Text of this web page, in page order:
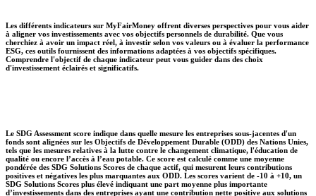
Les différents indicateurs sur MyFairMoney offrent diverses perspectives pour vous aider
à aligner vos investissements avec vos objectifs personnels de durabilité. Que vous
cherchiez à avoir un impact réel, à investir selon vos valeurs ou à évaluer la performance
ESG, ces outils fournissent des informations adaptées à vos objectifs spécifiques.
Comprendre l'objectif de chaque indicateur peut vous guider dans des choix
d'investissement éclairés et significatifs.
Le SDG Assessment score indique dans quelle mesure les entreprises sous-jacentes d'un
fonds sont alignées sur les Objectifs de Développement Durable (ODD) des Nations Unies,
tels que les mesures relatives à la lutte contre le changement climatique, l'éducation de
qualité ou encore l’accès à l’eau potable. Ce score est calculé comme une moyenne
pondérée des SDG Solutions Scores de chaque actif, qui mesurent leurs contributions
positives et négatives les plus marquantes aux ODD. Les scores varient de -10 à +10, un
SDG Solutions Scores plus élevé indiquant une part moyenne plus importante
d’investissements dans des entreprises ayant une contribution nette positive aux solutions